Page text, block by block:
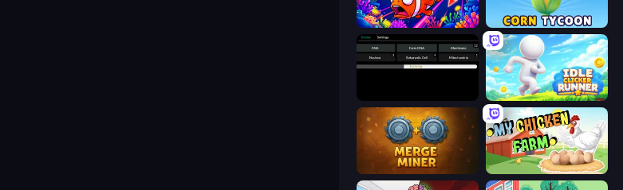
Fish Catch Idle Corn Tycoon
Idle Clicker Runner
Merge Miner My Chicken Farm